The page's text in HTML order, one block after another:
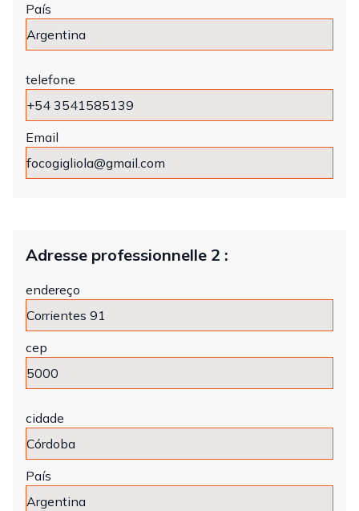
País
telefone
Email
Adresse professionnelle 2 :
endereço
cep
cidade
País